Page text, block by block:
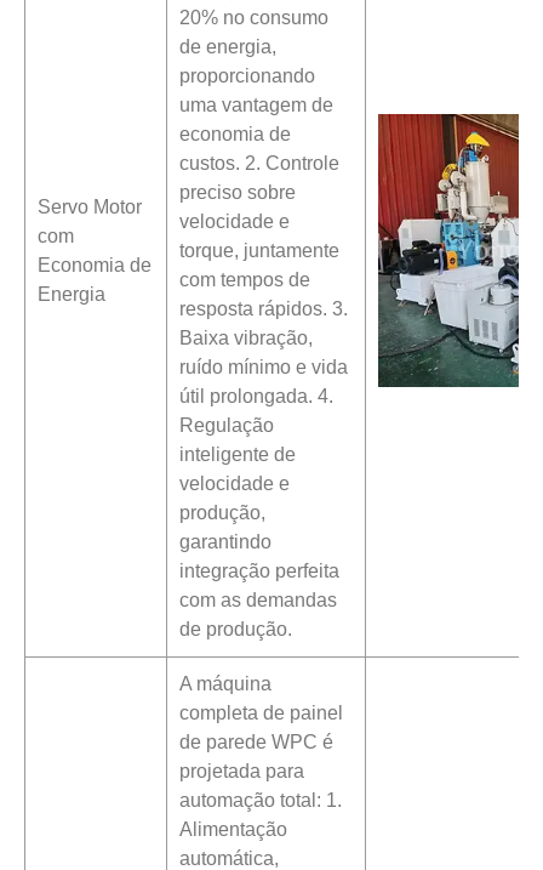
Servo Motor
com
Economia de
Energia
20% no consumo
de energia,
proporcionando
uma vantagem de
economia de
custos. 2. Controle
preciso sobre
velocidade e
torque, juntamente
com tempos de
resposta rápidos. 3.
Baixa vibração,
ruído mínimo e vida
útil prolongada. 4.
Regulação
inteligente de
velocidade e
produção,
garantindo
integração perfeita
com as demandas
de produção.
A máquina
completa de painel
de parede WPC é
projetada para
automação total: 1.
Alimentação
automática,